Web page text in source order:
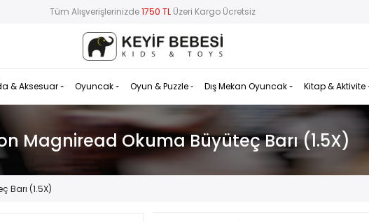
Tüm Alışverişlerinizde1750 TL Üzeri Kargo Ücretsiz
& Aksesuar Oyuncak Oyun & Puzzle Dış Mekan Oyuncak Kitap & Aktivite
Magniread Okuma Büyüteç Barı (1.5X)
Barı (1.5X)